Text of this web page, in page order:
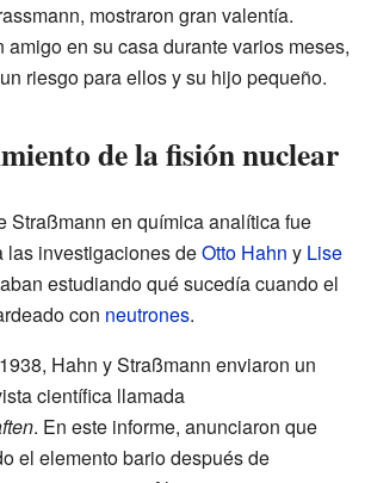
mostraron gran valentía.
amigo en su casa durante varios meses,
riesgo para ellos y su hijo pequeño.
de la fisión nuclear
Straßmann en química analítica fue
las investigaciones deOtto Hahn y Lise
estudiando qué sucedía cuando el
con neutrones.
Hahn y Straßmann enviaron un
científica llamada
. En este informe, anunciaron que
el elemento bario después de